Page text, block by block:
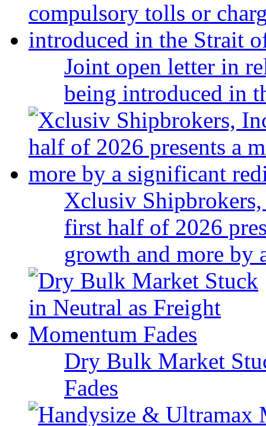
Joint open letter in
being introduced in
Xclusiv
first half of 2026
growth and more
Dry Bulk Market
Fades